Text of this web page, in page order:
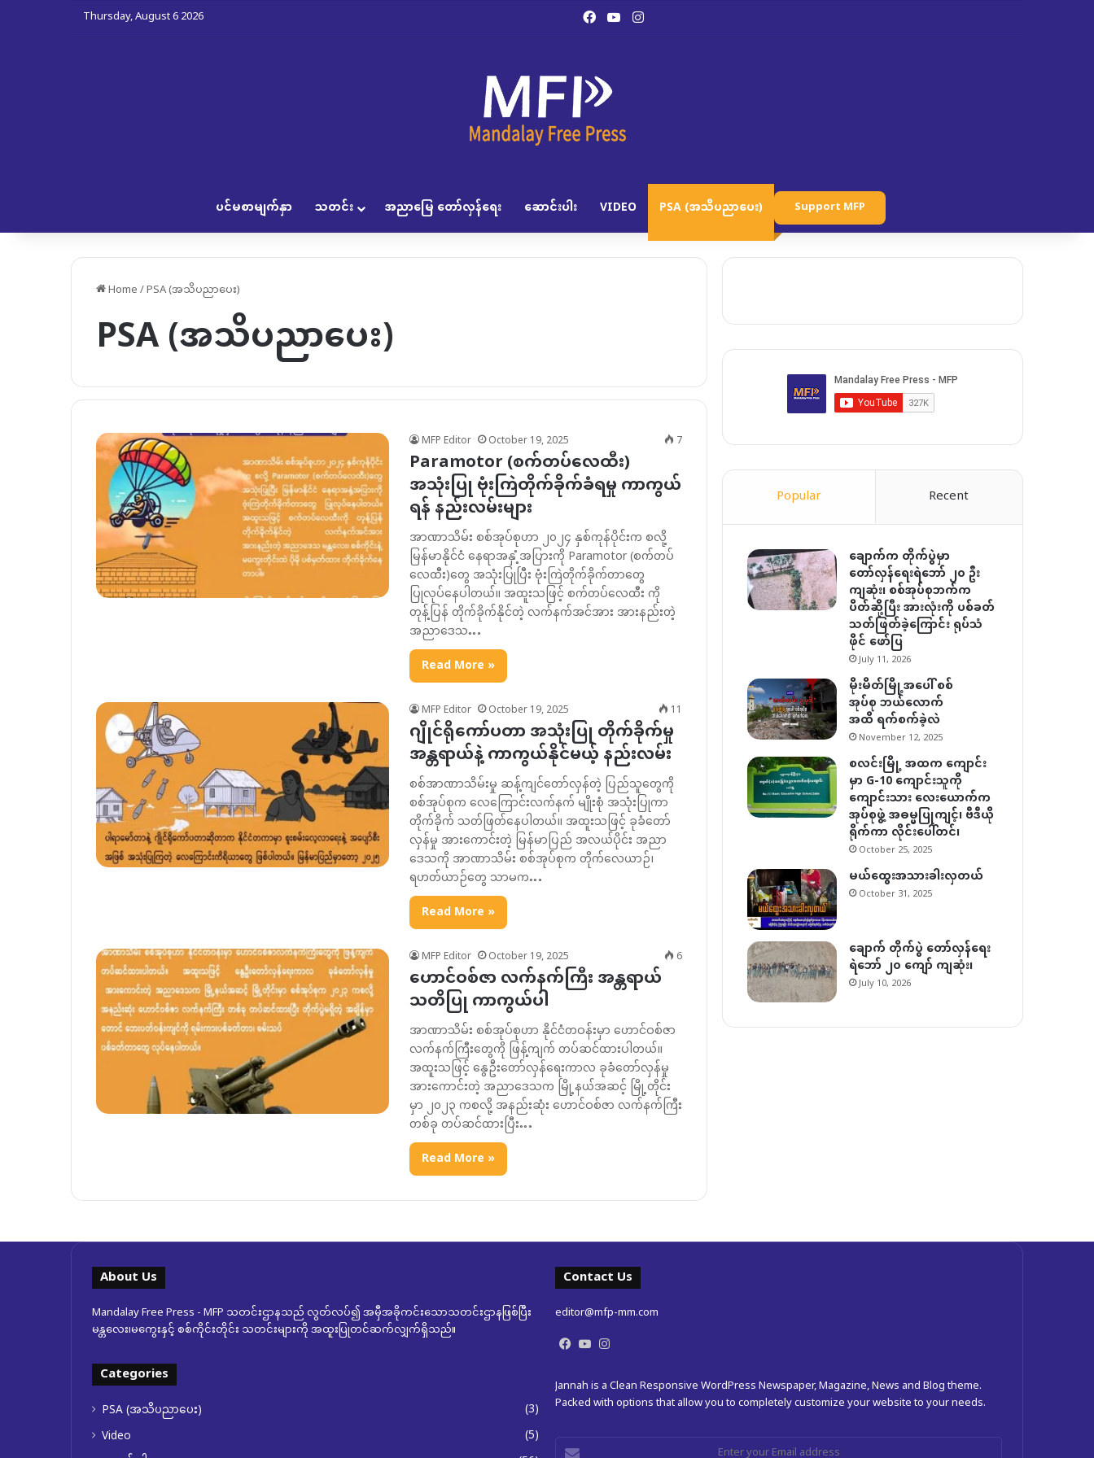
Thursday, August 6 2026 Facebook
YouTubeInstagram
ပင်မစာမျက်နှာ သတင်း အညာမြေ တော်လှန်ရေး ဆောင်းပါး VIDEO PSA (အသိပညာပေး) Support MFP
Home/PSA (အသိပညာပေး)
PSA (အသိပညာပေး)
MFP Editor October 19, 2025 7
Paramotor (စက်တပ်လေထီး)
အသုံးပြု ဗုံးကြဲတိုက်ခိုက်ခံရမှု ကာကွယ်
ရန် နည်းလမ်းများ
အာဏာသိမ်း စစ်အုပ်စုဟာ ၂၀၂၄ နှစ်ကုန်ပိုင်းက စလို့
မြန်မာနိုင်ငံ နေရာအနှံ့အပြားကို Paramotor (စက်တပ်
လေထီး)တွေ အသုံးပြုပြီး ဗုံးကြဲတိုက်ခိုက်တာတွေ
ပြုလုပ်နေပါတယ်။ အထူးသဖြင့် စက်တပ်လေထီး ကို
တုန့်ပြန် တိုက်ခိုက်နိုင်တဲ့ လက်နက်အင်အား အားနည်းတဲ့
အညာဒေသ…
Read More »
MFP Editor October 19, 2025 11
ဂျိုင်ရိုကော်ပတာ အသုံးပြု တိုက်ခိုက်မှု
အန္တရာယ်နဲ့ ကာကွယ်နိုင်မယ့် နည်းလမ်း
စစ်အာဏာသိမ်းမှု ဆန့်ကျင်တော်လှန်တဲ့ ပြည်သူတွေကို
စစ်အုပ်စုက လေကြောင်းလက်နက် မျိုးစုံ အသုံးပြုကာ
တိုက်ခိုက် သတ်ဖြတ်နေပါတယ်။ အထူးသဖြင့် ခုခံတော်
လှန်မှု အားကောင်းတဲ့ မြန်မာပြည် အလယ်ပိုင်း အညာ
ဒေသကို အာဏာသိမ်း စစ်အုပ်စုက တိုက်လေယာဉ်၊
ရဟတ်ယာဉ်တွေ သာမက…
Read More »
MFP Editor October 19, 2025 6
ဟောင်ဝစ်ဇာ လက်နက်ကြီး အန္တရာယ်
သတိပြု ကာကွယ်ပါ
အာဏာသိမ်း စစ်အုပ်စုဟာ နိုင်ငံတဝန်းမှာ ဟောင်ဝစ်ဇာ
လက်နက်ကြီးတွေကို ဖြန့်ကျက် တပ်ဆင်ထားပါတယ်။
အထူးသဖြင့် နွေဦးတော်လှန်ရေးကာလ ခုခံတော်လှန်မှု
အားကောင်းတဲ့ အညာဒေသက မြို့နယ်အဆင့် မြို့တိုင်း
မှာ ၂၀၂၃ ကစလို့ အနည်းဆုံး ဟောင်ဝစ်ဇာ လက်နက်ကြီး
တစ်ခု တပ်ဆင်ထားပြီး…
Read More »
Popular Recent
ချောက်က တိုက်ပွဲမှာ
တော်လှန်ရေးရဲဘော် ၂၀ ဦး
ကျဆုံး၊ စစ်အုပ်စုဘက်က
ပိတ်ဆို့ပြီး အားလုံးကို ပစ်ခတ်
သတ်ဖြတ်ခဲ့ကြောင်း ရုပ်သံ
ဖိုင် ဖော်ပြ
July 11, 2026
မိုးမိတ်မြို့အပေါ် စစ်
အုပ်စု ဘယ်လောက်
အထိ ရက်စက်ခဲ့လဲ
November 12, 2025
စလင်းမြို့ အထက ကျောင်း
မှာ G-10 ကျောင်းသူကို
ကျောင်းသား လေးယောက်က
အုပ်စုဖွဲ့ အဓမ္မပြုကျင့်၊ ဗီဒီယို
ရိုက်ကာ လိုင်းပေါ်တင်၊
October 25, 2025
မယ်ထွေးအသားခါးလှတယ်
October 31, 2025
ချောက် တိုက်ပွဲ တော်လှန်ရေး
ရဲဘော် ၂၀ ကျော် ကျဆုံး၊
July 10, 2026
About Us
Mandalay Free Press - MFP သတင်းဌာနသည် လွတ်လပ်၍ အမှီအခိုကင်းသောသတင်းဌာနဖြစ်ပြီး
မန္တလေး၊မကွေးနှင့် စစ်ကိုင်းတိုင်း သတင်းများကို အထူးပြုတင်ဆက်လျှက်ရှိသည်။
Categories
PSA (အသိပညာပေး)
(3)
Video
(5)
Contact Us
editor@mfp-mm.com
Facebook
YouTube
Jannah is a Clean Responsive WordPress Newspaper, Magazine, News and Blog theme.
Packed with options that allow you to completely customize your website to your needs.
Enter